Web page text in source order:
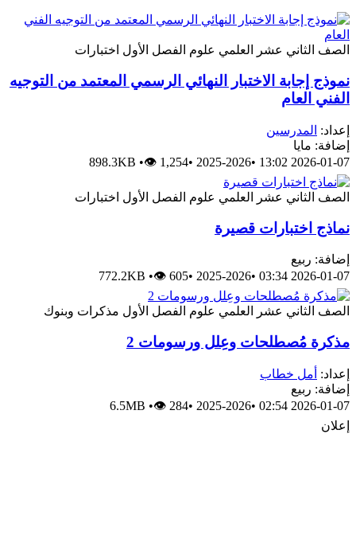
الصف الثاني عشر العلمي علوم الفصل الأول اختبارات
نموذج إجابة الاختبار النهائي الرسمي المعتمد من التوجيه
الفني العام
إعداد: المدرسين
إضافة: مايا
2026-01-07 13:02
•
2025-2026
•
898.3KB •👁 1,254
الصف الثاني عشر العلمي علوم الفصل الأول اختبارات
نماذج اختبارات قصيرة
إضافة: ربيع
2026-01-07 03:34
•
2025-2026
•
772.2KB •👁 605
الصف الثاني عشر العلمي علوم الفصل الأول مذكرات وبنوك
مذكرة مُصطلحات وعِلل ورسومات 2
إعداد: أمل خطاب
إضافة: ربيع
2026-01-07 02:54
•
2025-2026
•
6.5MB •👁 284
إعلان